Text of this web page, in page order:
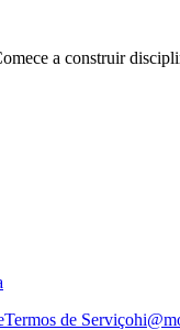
a construir
Termos de Serviço